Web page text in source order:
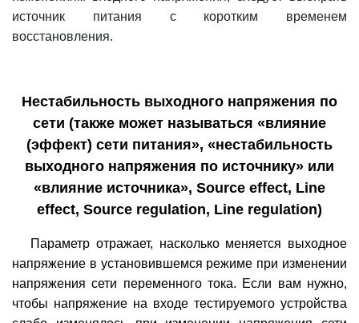
источник питания с коротким временем
восстановления.
Нестабильность выходного напряжения по
сети (также может называться «влияние
(эффект) сети питания», «нестабильность
выходного напряжения по источнику» или
«влияние источника», Source effect, Line
effect, Source regulation, Line regulation)
Параметр отражает, насколько меняется выходное
напряжение в установившемся режиме при изменении
напряжения сети переменного тока. Если вам нужно,
чтобы напряжение на входе тестируемого устройства